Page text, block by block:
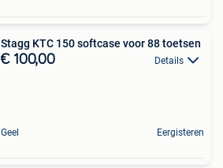
Stagg KTC 150 softcase voor 88 toetsen
€ 100,00 Details
Geel Eergisteren